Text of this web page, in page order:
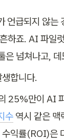
언급되지 않는
하죠. AI 파일
은 넘쳐나고,
합니다.
수 역시 같은
익률(ROI)은